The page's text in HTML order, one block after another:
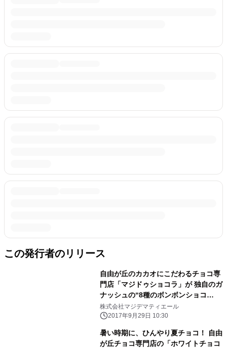
この発行者のリリース
自由が丘のカカオにこだわるチョコ専
門店「マジドゥショコラ」が 独自のガ
ナッシュの“8種のボンボンショコ
ラ”を販売開始！ ～「ここだけ」のビ
ーントゥーバーチョコレート～
株式会社マジデマティエール
2017年9月29日 10:30
暑い時期に、ひんやり夏チョコ！ 自由
が丘チョコ専門店の「ホワイトチョコ